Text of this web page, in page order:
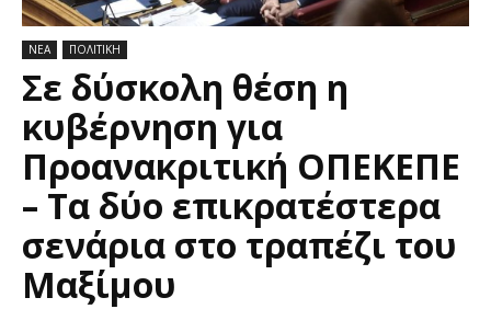
ΝΕΑ ΠΟΛΙΤΙΚΗ
Σε δύσκολη θέση η
κυβέρνηση για
Προανακριτική ΟΠΕΚΕΠΕ
– Τα δύο επικρατέστερα
σενάρια στο τραπέζι του
Μαξίμου